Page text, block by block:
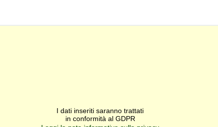
I dati inseriti saranno trattati
in conformità al GDPR